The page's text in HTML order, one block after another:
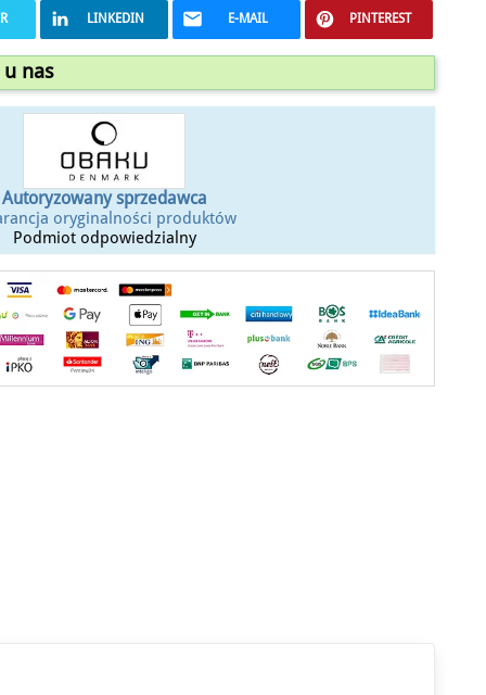
LINKEDIN E-MAIL PINTEREST
nas
Autoryzowany sprzedawca
oryginalności produktów
Podmiot odpowiedzialny